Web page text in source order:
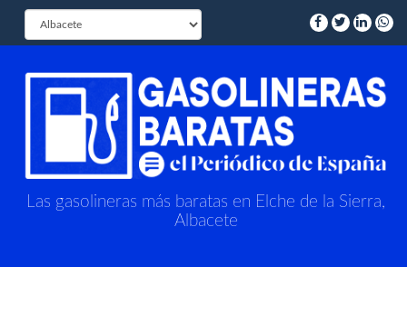
Las gasolineras más baratas en Elche de la Sierra,
Albacete